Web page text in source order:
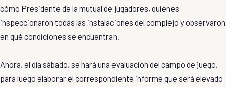
cómo Presidente de la mutual de jugadores, quienes
inspeccionaron todas las instalaciones del complejo y observaron
en qué condiciones se encuentran.
Ahora, el día sábado, se hará una evaluación del campo de juego,
para luego elaborar el correspondiente informe que será elevado